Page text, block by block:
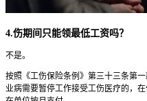
4.伤期间只能领最低工资吗？
不是。
按照《工伤保险条例》第三十三条第
业病需要暂停工作接受工伤医疗的，